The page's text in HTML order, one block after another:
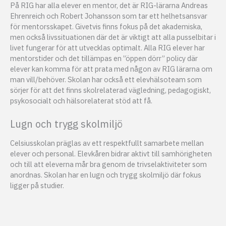
På RIG har alla elever en mentor, det är RIG-lärarna Andreas
Ehrenreich och Robert Johansson som tar ett helhetsansvar
för mentorsskapet. Givetvis finns fokus på det akademiska,
men också livssituationen där det är viktigt att alla pusselbitar i
livet fungerar för att utvecklas optimalt. Alla RIG elever har
mentorstider och det tillämpas en ”öppen dörr” policy där
elever kan komma för att prata med någon av RIG lärarna om
man vill/behöver. Skolan har också ett elevhälsoteam som
sörjer för att det finns skolrelaterad vägledning, pedagogiskt,
psykosocialt och hälsorelaterat stöd att få.
Lugn och trygg skolmiljö
Celsiusskolan präglas av ett respektfullt samarbete mellan
elever och personal. Elevkåren bidrar aktivt till samhörigheten
och till att eleverna mår bra genom de trivselaktiviteter som
anordnas. Skolan har en lugn och trygg skolmiljö där fokus
ligger på studier.